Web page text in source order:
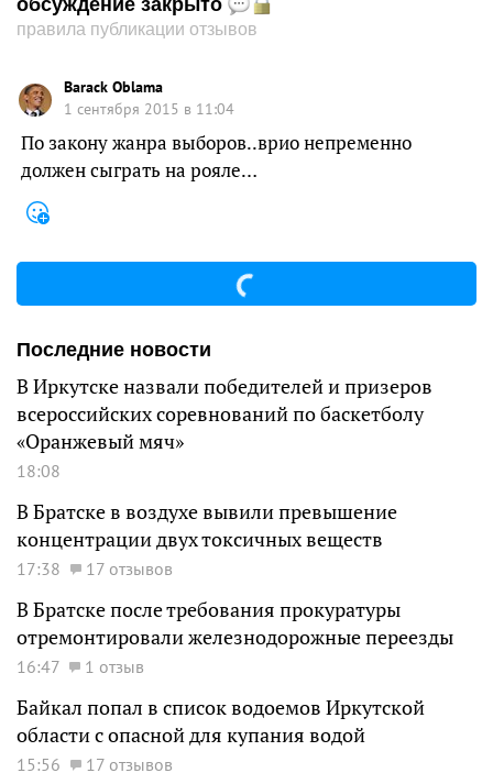
обсуждение закрыто
правила публикации отзывов
Barack Oblama
1 сентября 2015 в 11:04
По закону жанра выборов..врио непременно
должен сыграть на рояле…
Последние новости
В Иркутске назвали победителей и призеров
всероссийских соревнований по баскетболу
«Оранжевый мяч»
18:08
В Братске в воздухе вывили превышение
концентрации двух токсичных веществ
17:38 17 отзывов
В Братске после требования прокуратуры
отремонтировали железнодорожные переезды
16:47 1 отзыв
Байкал попал в список водоемов Иркутской
области с опасной для купания водой
15:56
17 отзывов